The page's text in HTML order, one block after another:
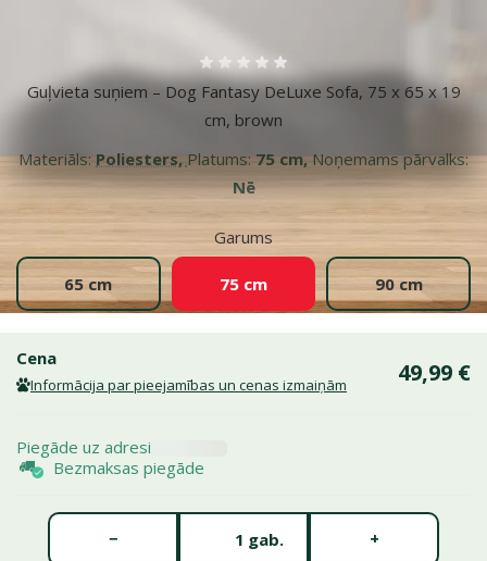
Guļvieta suņiem – Dog Fantasy DeLuxe Sofa, 75 x 65 x 19
cm, brown
Atsauksmes 0%
Materiāls:Poliesters, Platums: 75 cm,Noņemams pārvalks:
Nē
Garums
65 cm 75 cm 90 cm
Cena
Informācija par pieejamības un cenas izmaiņām 49,99 €
Piegāde uz adresi
Bezmaksas piegāde
gab.
− +